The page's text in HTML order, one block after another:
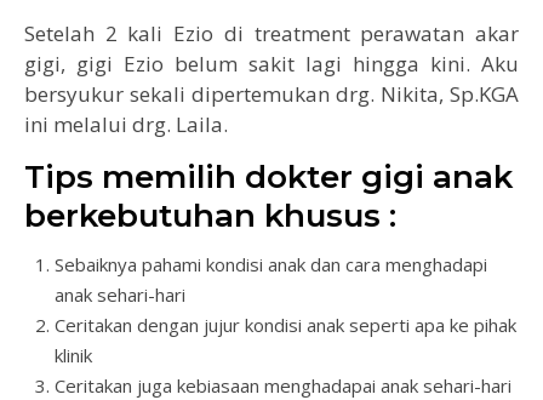
Setelah 2 kali Ezio di treatment perawatan akar
gigi, gigi Ezio belum sakit lagi hingga kini. Aku
bersyukur sekali dipertemukan drg. Nikita, Sp.KGA
ini melalui drg. Laila.
Tips memilih dokter gigi anak
berkebutuhan khusus :
Sebaiknya pahami kondisi anak dan cara menghadapi
anak sehari-hari
Ceritakan dengan jujur kondisi anak seperti apa ke pihak
klinik
Ceritakan juga kebiasaan menghadapai anak sehari-hari